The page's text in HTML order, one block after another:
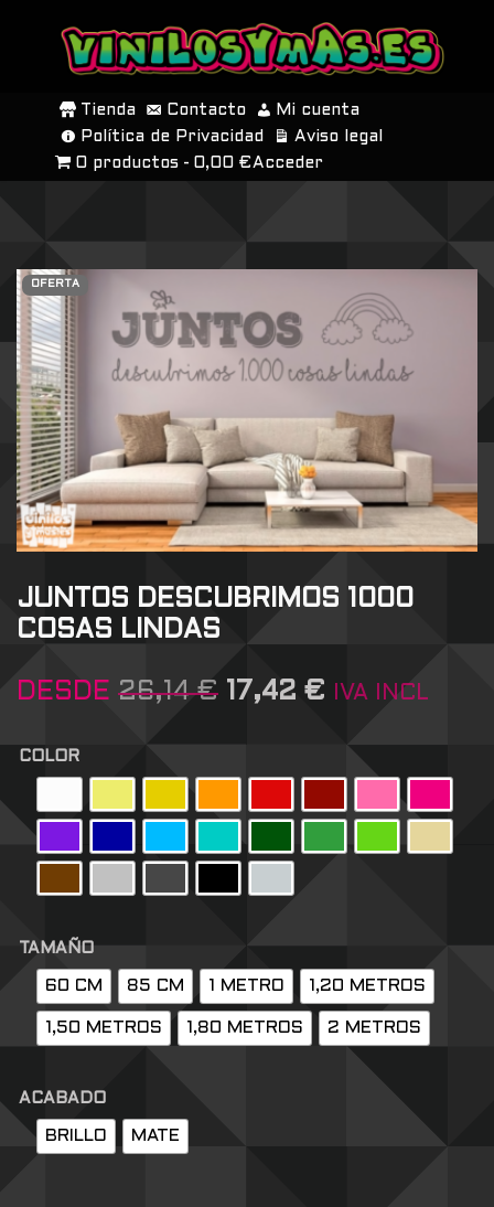
SALTAR
CONTENIDO
Tienda Contacto
Mi cuenta
Política de Privacidad
Aviso legal
0 productos
0,00 € Acceder
OFERTA
JUNTOS DESCUBRIMOS 1000
COSAS LINDAS
DESDE 26,14€ 17,42 € IVA INCL
COLOR
TAMAÑO
60 CM 85 CM 1 METRO 1,20 METROS
1,50 METROS 1,80 METROS 2 METROS
ACABADO
BRILLO MATE